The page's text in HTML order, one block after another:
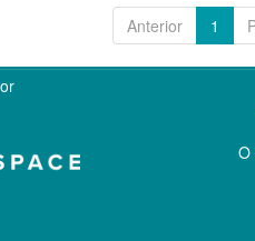
Anterior 1
O